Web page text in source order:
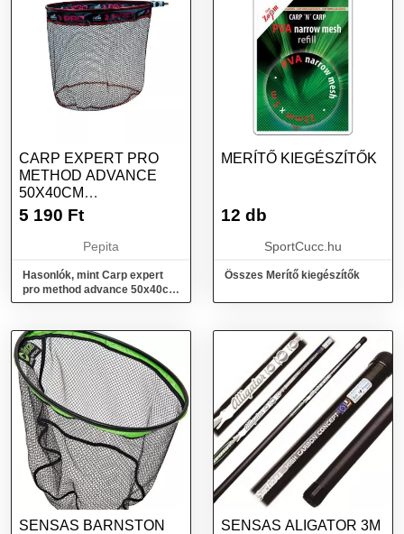
CARP EXPERT PRO
METHOD ADVANCE
50X40CM
GUMÍROZOTT
5 190 Ft
Pepita
Hasonlók, mint Carp expert
pro method advance 50x40cm
gumírozott versenymerítőfej
MERÍTŐ KIEGÉSZÍTŐK
12 db
SportCucc.hu
Összes Merítő kiegészítők
SENSAS BARNSTON
SENSAS ALIGATOR 3M